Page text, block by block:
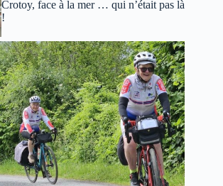
Crotoy, face à la mer … qui n’était pas là
!